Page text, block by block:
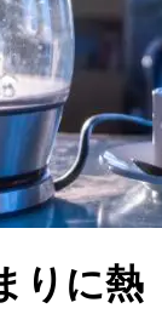
りに熱